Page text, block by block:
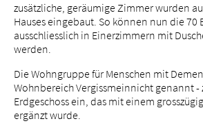
zusätzliche, geräumige Zimmer wurden
Hauses eingebaut. So können nun die 70
ausschliesslich in Einerzimmern mit
werden.
Die Wohngruppe für Menschen mit
Wohnbereich Vergissmeinnicht genannt -
Erdgeschoss ein, das mit einem
ergänzt wurde.